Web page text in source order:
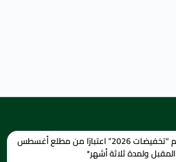
التجارة” إطلاق موسم “تخفيضات 2026” اعتبارًا من مطلع أغسطس
المقبل ولمدة ثلاثة أشهر*